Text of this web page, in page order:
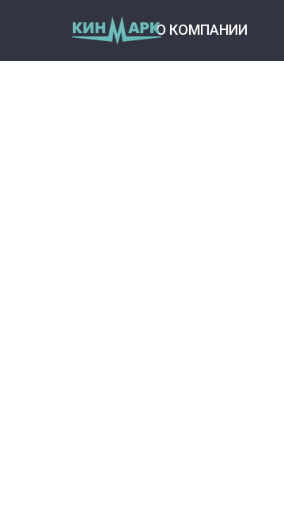
О КОМПАНИИ